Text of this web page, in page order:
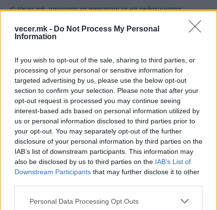
vecer.mk - Do Not Process My Personal
Information
If you wish to opt-out of the sale, sharing to third parties, or
processing of your personal or sensitive information for
targeted advertising by us, please use the below opt-out
section to confirm your selection. Please note that after your
opt-out request is processed you may continue seeing
interest-based ads based on personal information utilized by
us or personal information disclosed to third parties prior to
your opt-out. You may separately opt-out of the further
disclosure of your personal information by third parties on the
IAB’s list of downstream participants. This information may
also be disclosed by us to third parties on the IAB’s List of
Downstream Participants that may further disclose it to other
Personal Data Processing Opt Outs
© Vecer.mk, правата за текстот се на редакцијата
Германија сака да биде
2038 или 2042 година
Коло Муани се враќа во Јувентус
за 38 милиони евра
НАЈЧИТАНИ ВО ПОСЛЕДНИ 7 ДЕНА
МАКЕДОНИЈА ИМА СВЕТСКА
ПИСТА: Огромниот Боинг 777
на Меѓународниот Аеродром